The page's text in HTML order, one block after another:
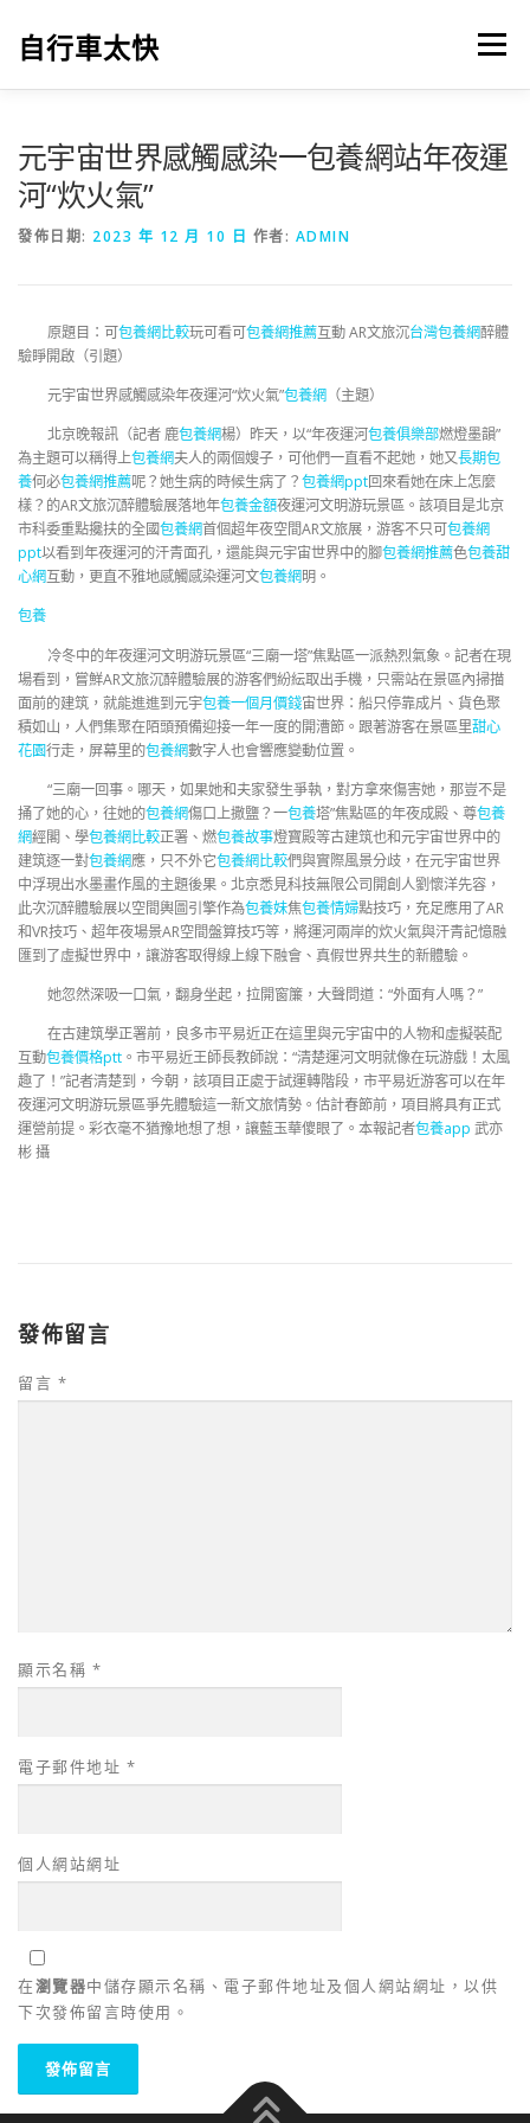
自行車太快 選單
元宇宙世界感觸感染一包養網站年夜運
河“炊火氣”
發佈日期: 2023 年 12 月 10 日 作者: ADMIN
原題目：可包養網比較玩可看可包養網推薦互動 AR文旅沉台灣包養網醉體
驗睜開啟（引題）
元宇宙世界感觸感染年夜運河“炊火氣”包養網（主題）
北京晚報訊（記者 鹿包養網楊）昨天，以“年夜運河包養俱樂部燃燈墨韻”
為主題可以稱得上包養網夫人的兩個嫂子，可他們一直看不起她，她又長期包
養何必包養網推薦呢？她生病的時候生病了？包養網ppt回來看她在床上怎麼
樣？的AR文旅沉醉體驗展落地年包養金額夜運河文明游玩景區。該項目是北京
市科委重點攙扶的全國包養網首個超年夜空間AR文旅展，游客不只可包養網
ppt以看到年夜運河的汗青面孔，還能與元宇宙世界中的腳包養網推薦色包養甜
心網互動，更直不雅地感觸感染運河文包養網明。
包養
冷冬中的年夜運河文明游玩景區“三廟一塔”焦點區一派熱烈氣象。記者在現
場看到，嘗鮮AR文旅沉醉體驗展的游客們紛紜取出手機，只需站在景區內掃描
面前的建筑，就能進進到元宇包養一個月價錢宙世界：船只停靠成片、貨色聚
積如山，人們集聚在陌頭預備迎接一年一度的開漕節。跟著游客在景區里甜心
花園行走，屏幕里的包養網數字人也會響應變動位置。
“三廟一回事。哪天，如果她和夫家發生爭執，對方拿來傷害她，那豈不是
捅了她的心，往她的包養網傷口上撒鹽？一包養塔”焦點區的年夜成殿、尊包養
網經閣、學包養網比較正署、燃包養故事燈寶殿等古建筑也和元宇宙世界中的
建筑逐一對包養網應，只不外它包養網比較們與實際風景分歧，在元宇宙世界
中浮現出水墨畫作風的主題後果。北京悉見科技無限公司開創人劉懷洋先容，
此次沉醉體驗展以空間輿圖引擎作為包養妹焦包養情婦點技巧，充足應用了AR
和VR技巧、超年夜場景AR空間盤算技巧等，將運河兩岸的炊火氣與汗青記憶融
匯到了虛擬世界中，讓游客取得線上線下融會、真假世界共生的新體驗。
她忽然深吸一口氣，翻身坐起，拉開窗簾，大聲問道：“外面有人嗎？”
在古建筑學正署前，良多市平易近正在這里與元宇宙中的人物和虛擬裝配
互動包養價格ptt 。市平易近王師長教師說：“清楚運河文明就像在玩游戲！太風
趣了！”記者清楚到，今朝，該項目正處于試運轉階段，市平易近游客可以在年
夜運河文明游玩景區爭先體驗這一新文旅情勢。估計春節前，項目將具有正式
運營前提。彩衣毫不猶豫地想了想，讓藍玉華傻眼了。本報記者包養app 武亦
彬 攝
發佈留言
留言 *
顯示名稱 *
電子郵件地址 *
個人網站網址
在瀏覽器中儲存顯示名稱、電子郵件地址及個人網站網址，以供
下次發佈留言時使用。